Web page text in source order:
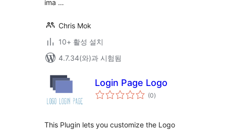
ima …
Chris Mok
10+ 활성 설치
4.7.34(와)과 시험됨
Login Page Logo
(0전
체)
This Plugin lets you customize the Logo